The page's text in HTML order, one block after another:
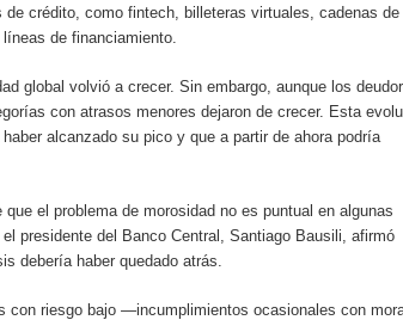
crédito, como fintech, billeteras virtuales, cadenas de
de financiamiento.
global volvió a crecer. Sin embargo, aunque los
con atrasos menores dejaron de crecer. Esta
alcanzado su pico y que a partir de ahora podría
el problema de morosidad no es puntual en algunas
presidente del Banco Central, Santiago Bausili, afirmó
debería haber quedado atrás.
con riesgo bajo —incumplimientos ocasionales con